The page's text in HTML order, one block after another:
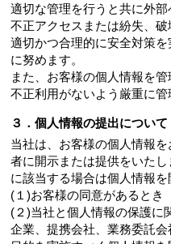
適切な管理を行うと共に外
不正アクセスまたは紛失、破
適切かつ合理的に安全対策
に努めます。
また、お客様の個人情報を
不正利用がないよう厳重に管
３．個人情報の提出について
当社は、お客様の個人情報
者に開示または提供をいた
に該当する場合は個人情報を
(１)お客様の同意があるとき
(２)当社と個人情報の保護に
企業、提携会社、業務委託